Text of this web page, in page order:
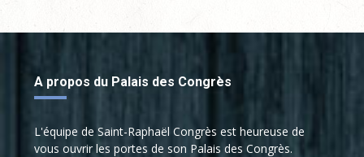
A propos du Palais des Congrès
L'équipe de Saint-Raphaël Congrès est heureuse de
vous ouvrir les portes de son Palais des Congrès.